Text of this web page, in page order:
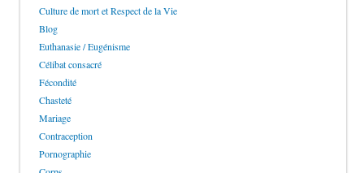
Culture de mort et Respect de la Vie
Blog
Euthanasie / Eugénisme
Célibat consacré
Fécondité
Chasteté
Mariage
Contraception
Pornographie